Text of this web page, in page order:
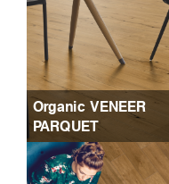
Organic VENEER
PARQUET